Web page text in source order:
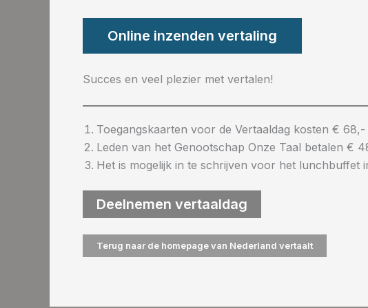
Online inzenden vertaling
Succes en veel plezier met vertalen!
Toegangskaarten voor de Vertaaldag kosten €
Leden van het Genootschap Onze Taal betalen €
Het is mogelijk in te schrijven voor het lunchbuffet
Deelnemen vertaaldag
Terug naar de homepage van Nederland vertaalt